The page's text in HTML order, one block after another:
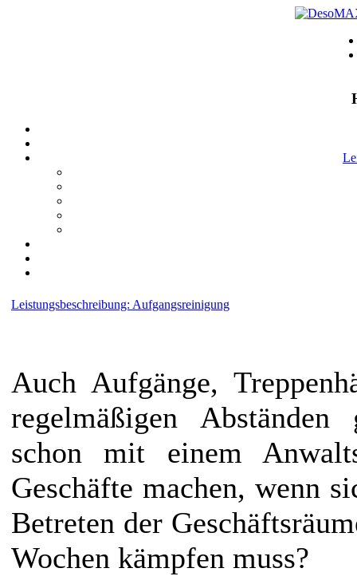
Leistungsbeschreibung: Aufgangsreinigung
Auch Aufgänge,
regelmäßigen
schon mit einem
Geschäfte machen, wenn
Betreten der
Wochen kämpfen muss?